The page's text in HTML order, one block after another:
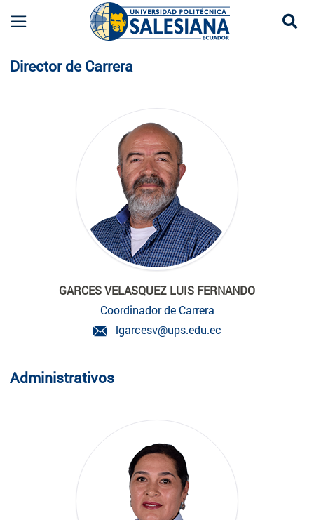
Director de Carrera
GARCES VELASQUEZ LUIS FERNANDO
Coordinador de Carrera
lgarcesv@ups.edu.ec
Administrativos